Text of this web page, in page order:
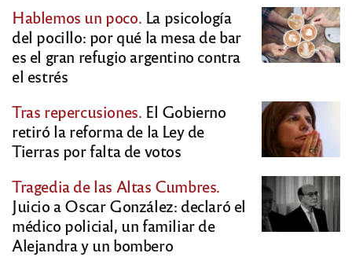
Hablemos un poco. La psicología
del pocillo: por qué la mesa de bar
es el gran refugio argentino contra
el estrés
Tras repercusiones. El Gobierno
retiró la reforma de la Ley de
Tierras por falta de votos
Tragedia de las Altas Cumbres.
Juicio a Oscar González: declaró el
médico policial, un familiar de
Alejandra y un bombero